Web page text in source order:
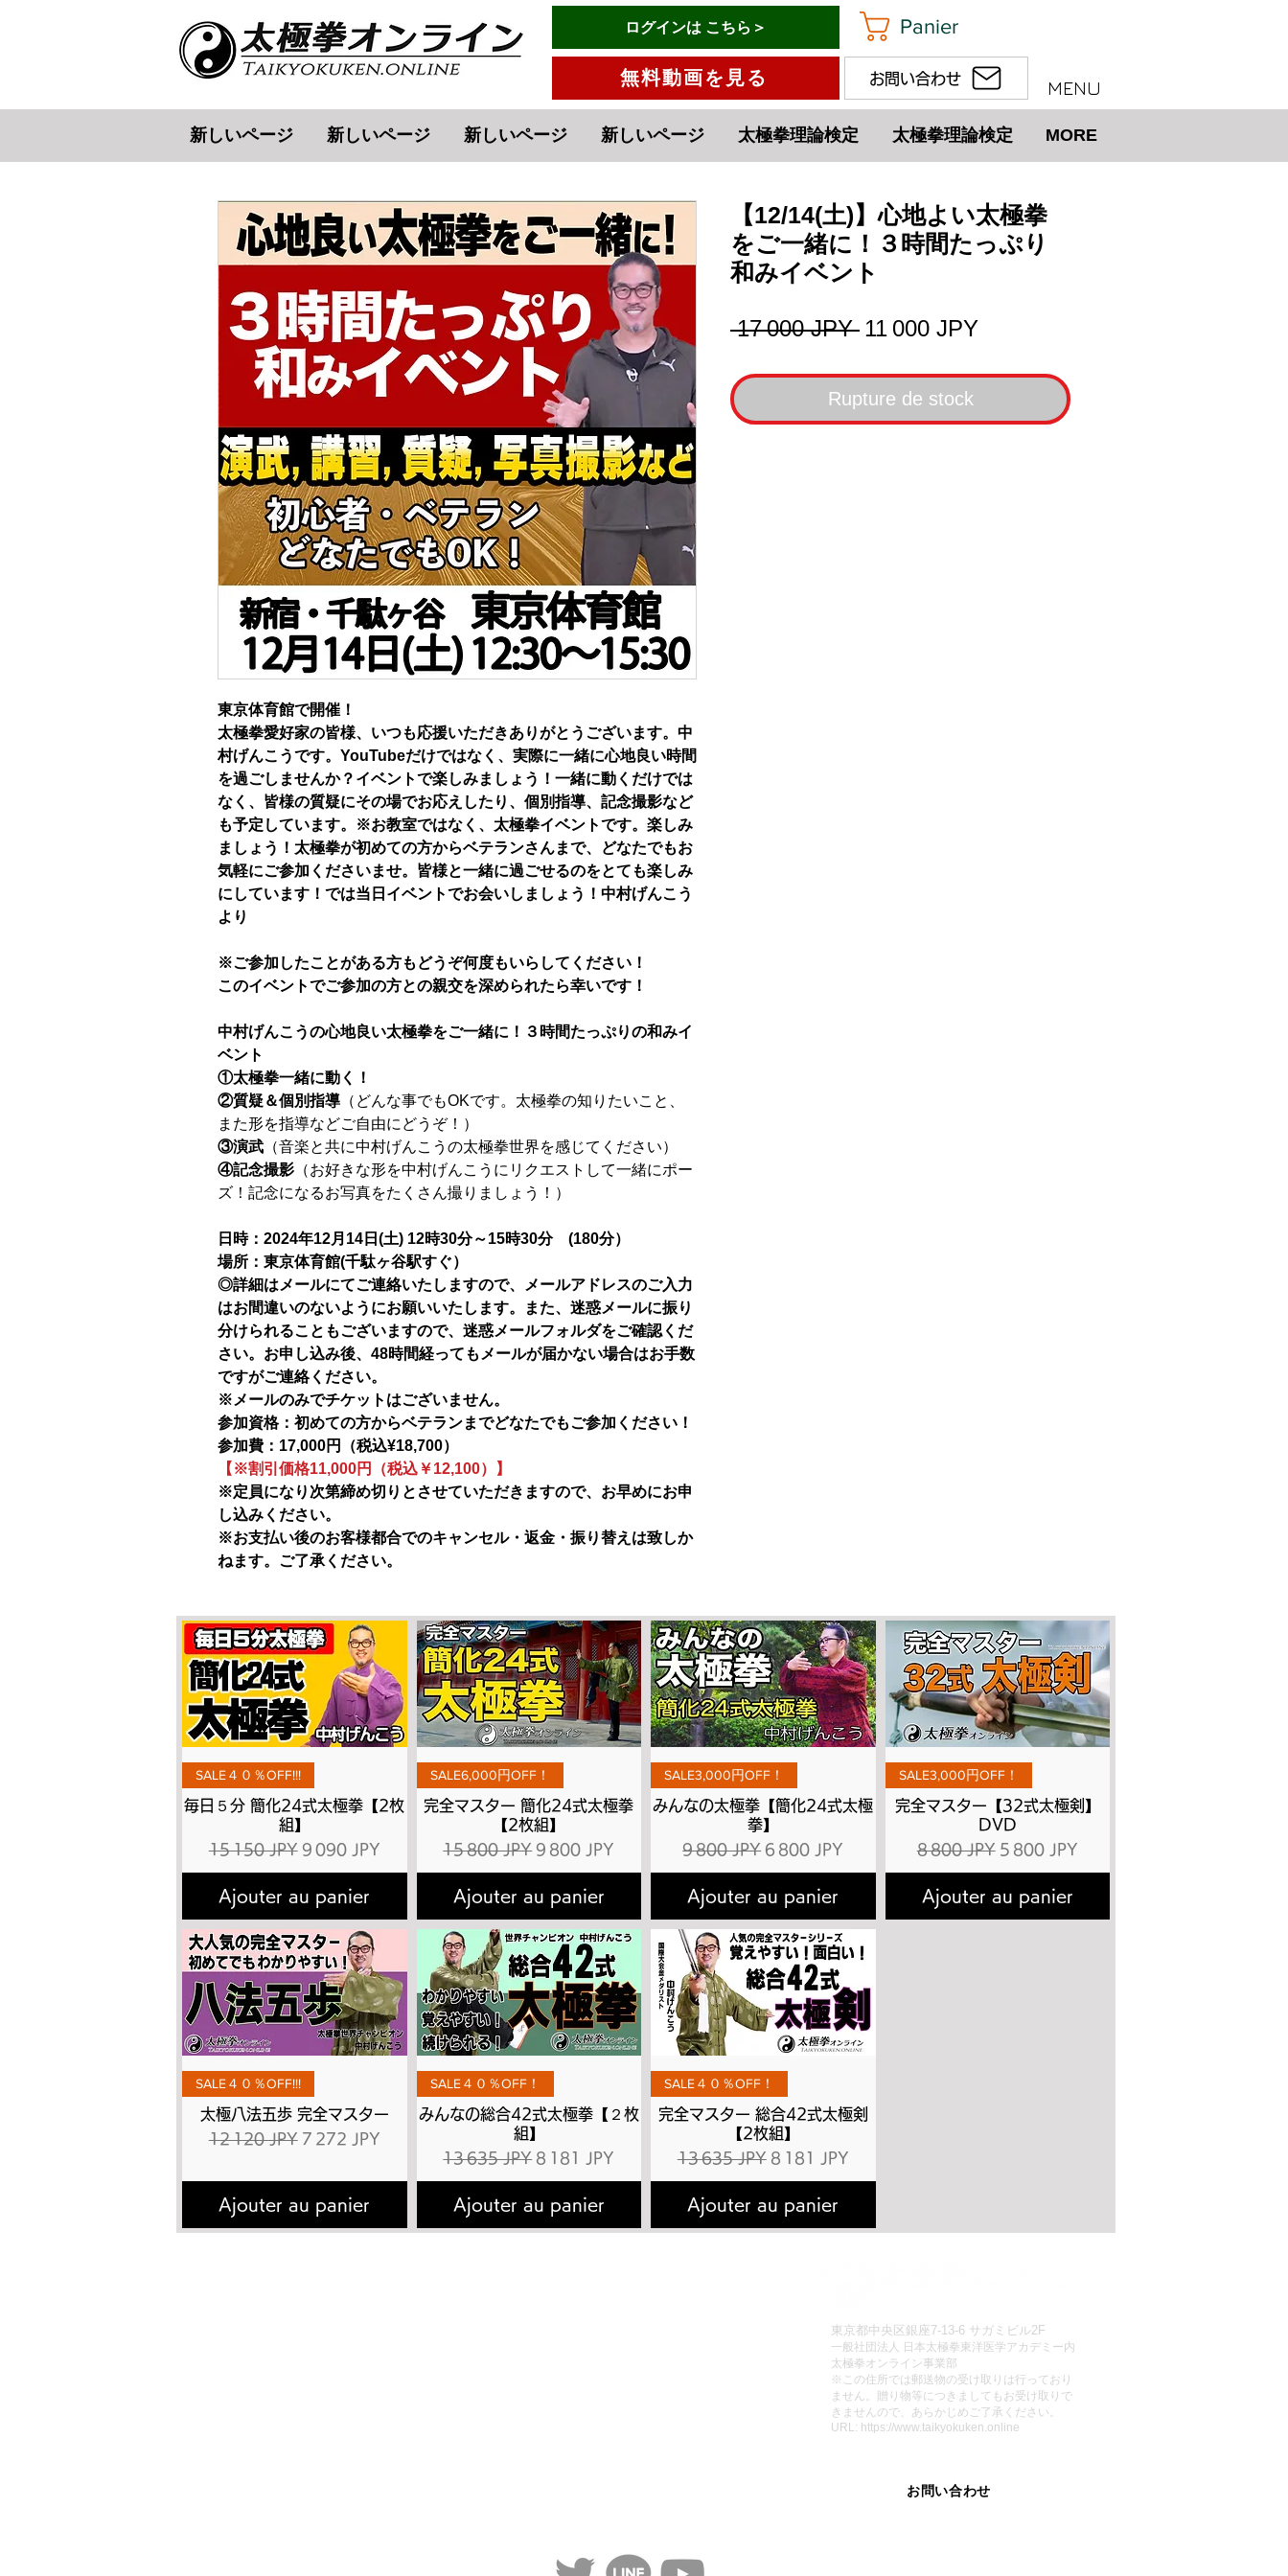
有料会員ログインはこちら→
ログインは こちら＞
無料動画を見る
Panier
お問い合わせ MENU
新しいページ 新しいページ 新しいページ 新しいページ 太極拳理論検定 太極拳理論検定 MORE
東京体育館で開催！
太極拳愛好家の皆様、いつも応援いただきありがとうございます。中
村げんこうです。YouTubeだけではなく、実際に一緒に心地良い時間
を過ごしませんか？イベントで楽しみましょう！一緒に動くだけでは
なく、皆様の質疑にその場でお応えしたり、個別指導、記念撮影など
も予定しています。※お教室ではなく、太極拳イベントです。楽しみ
ましょう！太極拳が初めての方からベテランさんまで、どなたでもお
気軽にご参加くださいませ。皆様と一緒に過ごせるのをとても楽しみ
にしています！では当日イベントでお会いしましょう！中村げんこう
より
※ご参加したことがある方もどうぞ何度もいらしてください！
このイベントでご参加の方との親交を深められたら幸いです！
中村げんこうの心地良い太極拳をご一緒に！３時間たっぷりの和みイ
ベント
①太極拳一緒に動く！
②質疑＆個別指導 （どんな事でもOKです。太極拳の知りたいこと、
また形を指導などご自由にどうぞ！）
③演武 （音楽と共に中村げんこうの太極拳世界を感じてください）
④記念撮影 （お好きな形を中村げんこうにリクエストして一緒にポー
ズ！記念になるお写真をたくさん撮りましょう！）
日時：2024年12月14日(土) 12時30分～15時30分 (180分）
場所：東京体育館(千駄ヶ谷駅すぐ）
◎詳細はメールにてご連絡いたしますので、メールアドレスのご入力
はお間違いのないようにお願いいたします。また、迷惑メールに振り
分けられることもございますので、迷惑メールフォルダをご確認くだ
さい。お申し込み後、48時間経ってもメールが届かない場合はお手数
ですがご連絡ください。
※メールのみでチケットはございません。
参加資格：初めての方からベテランまでどなたでもご参加ください！
参加費：17,000円（税込¥18,700）
【※割引価格11,000円（税込￥12,100）】
※定員になり次第締め切りとさせていただきますので、お早めにお申
し込みください。
※お支払い後のお客様都合でのキャンセル・返金・振り替えは致しか
ねます。ご了承ください。
【12/14(土)】心地よい太極拳
をご一緒に！３時間たっぷり
和みイベント
17 000 JPY Prix
11 000 JPYPrix
Rupture de stock
Aperçu rapide
SALE４０％OFF!!!
毎日５分 簡化24式太極拳【2枚
組】
Prix original
15 150 JPY Prix promotionnel
9 090 JPY
Ajouter au panier
Aperçu rapide
SALE6,000円OFF！
完全マスター 簡化24式太極拳
【2枚組】
Prix original
15 800 JPY Prix promotionnel
9 800 JPY
Ajouter au panier
Aperçu rapide
SALE3,000円OFF！
みんなの太極拳【簡化24式太極
拳】
Prix original
9 800 JPY Prix promotionnel
6 800 JPY
Ajouter au panier
Aperçu rapide
SALE3,000円OFF！
完全マスター【32式太極剣】
DVD
Prix original
8 800 JPY Prix promotionnel
5 800 JPY
Ajouter au panier
Aperçu rapide
SALE４０％OFF!!!
太極八法五歩 完全マスター
Prix original
12 120 JPY Prix promotionnel
7 272 JPY
Ajouter au panier
Aperçu rapide
SALE４０％OFF！
みんなの総合42式太極拳【２枚
組】
Prix original
13 635 JPY Prix promotionnel
8 181 JPY
Ajouter au panier
Aperçu rapide
SALE４０％OFF！
完全マスター 総合42式太極剣
【2枚組】
Prix original
13 635 JPY Prix promotionnel
8 181 JPY
Ajouter au panier
東京都中央区銀座7-13-6 サガミビル2F
一般社団法人 日本太極拳東洋医学アカデミー内
太極拳オンライン事業部
​※この住所では郵送物の受け取りは行っており
ません。贈り物等につきましてもお受け取りで
きませんので、あらかじめご了承ください。
URL: https://www.taikyokuken.online
お問い合わせ